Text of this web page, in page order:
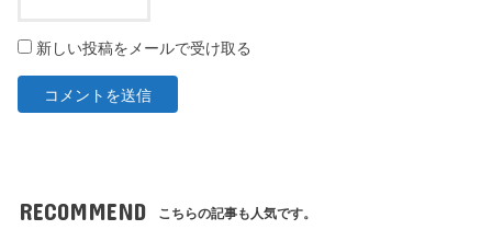
新しい投稿をメールで受け取る
RECOMMEND こちらの記事も人気です。